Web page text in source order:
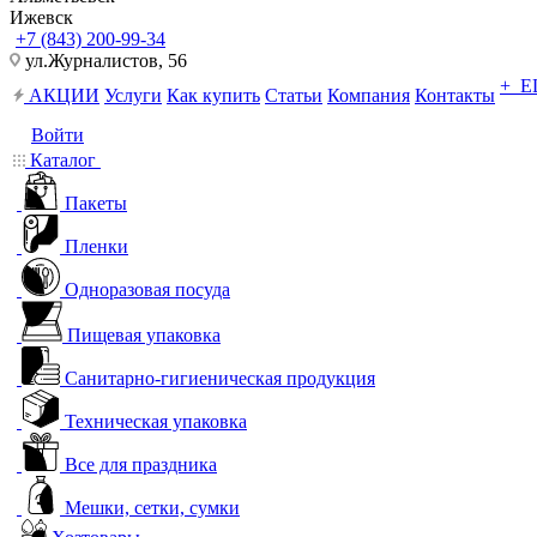
Ижевск
+7 (843) 200-99-34
ул.Журналистов, 56
АКЦИИ Услуги Как купить Статьи Компания Контакты +
Войти
Каталог
Пакеты
Пленки
Одноразовая посуда
Пищевая упаковка
Санитарно-гигиеническая продукция
Техническая упаковка
Все для праздника
Мешки, сетки, сумки